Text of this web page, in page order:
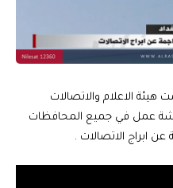
هيئة الاعلام والاتصالات
ورشة عمل في جميع المحافظات
ابراج الاتصالات .